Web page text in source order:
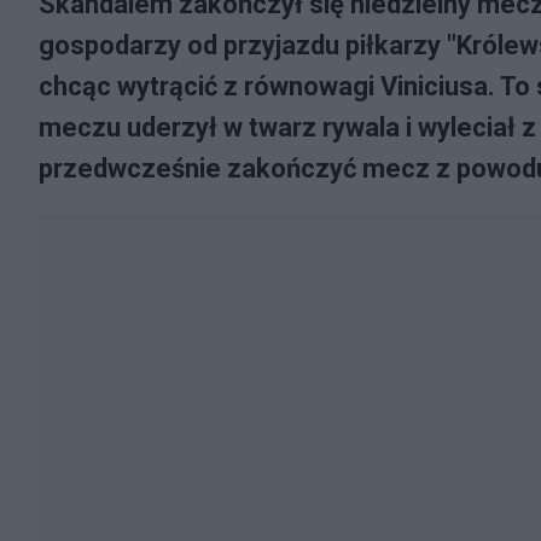
gospodarzy od przyjazdu piłkarzy
chcąc wytrącić z równowagi Viniciusa.
meczu uderzył w twarz rywala i wyleciał
przedwcześnie zakończyć mecz z